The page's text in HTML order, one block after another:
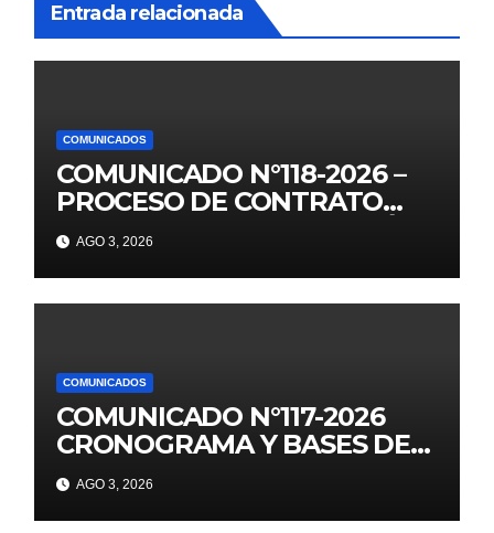
Entrada relacionada
COMUNICADOS
COMUNICADO N°118-2026 –
PROCESO DE CONTRATO
AUXILIARES DE EDUCACIÓN –
2026
AGO 3, 2026
COMUNICADOS
COMUNICADO N°117-2026
CRONOGRAMA Y BASES DE
JUEGOS FLORALES
EDUCATIVOS NACIONALES
AGO 3, 2026